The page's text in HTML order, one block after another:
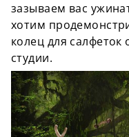
зазываем вас
хотим
колец для салфеток
студии.